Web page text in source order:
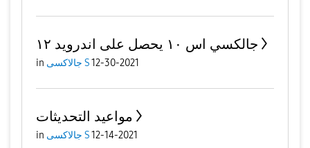
جالكسي اس ١٠ يحصل على اندرويد ١٢
in جالاكسى S12-30-2021
مواعيد التحديثات
in جالاكسى S12-14-2021